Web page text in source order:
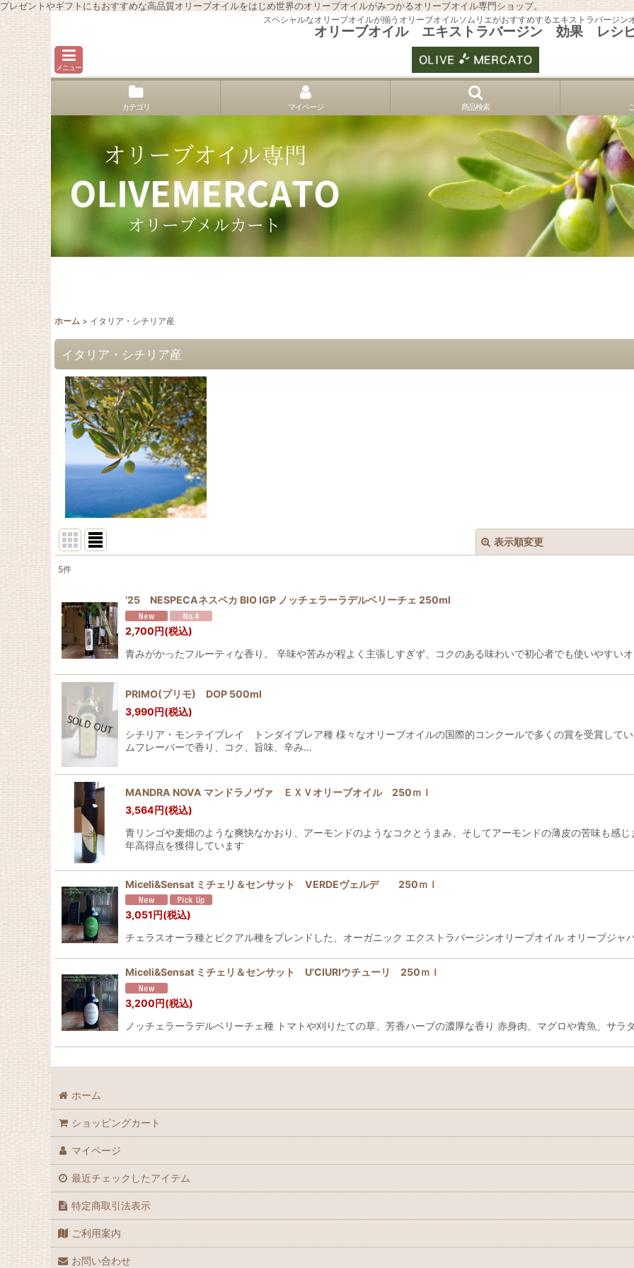
プレゼントやギフトにもおすすめな高品質オリーブオイルをはじめ世界のオリーブオイルがみつかるオリーブオイル専門ショップ。
スペシャルなオリーブオイルが揃うオリーブオイルソムリエがおすすめするエキストラバージン
オリーブオイル エキストラバージン 効果 レシ
メニュー
カテゴリ マイページ 商品検索
ホーム > イタリア・シチリア産
イタリア・シチリア産
表示順変更
並び順 :
絞り込む
5件
’25 NESPECAネスペカ BIO IGP ノッチェラーラデルベリーチェ 250ml
2,700円(税込)
青みがかったフルーティな香り。 辛味や苦みが程よく主張しすぎず、コクのある味わいで初心者でも使いやすい
PRIMO(プリモ) DOP 500ml
3,990円(税込)
シチリア・モンテイブレイ トンダイブレア種 様々なオリーブオイルの国際的コンクールで多くの賞を受賞して
ムフレーバーで香り、コク、旨味、辛み…
MANDRA NOVA マンドラノヴァ ＥＸＶオリーブオイル 250ｍｌ
3,564円(税込)
青リンゴや麦畑のような爽快なかおり、アーモンドのようなコクとうまみ、そしてアーモンドの薄皮の苦味も感
年高得点を獲得しています
Miceli&Sensat ミチェリ＆センサット VERDEヴェルデ 250ｍｌ
3,051円(税込)
チェラスオーラ種とピクアル種をブレンドした、オーガニック エクストラバージンオリーブオイル オリーブジャ
Miceli&Sensat ミチェリ＆センサット U'CIURIウチューリ 250ｍｌ
3,200円(税込)
ノッチェラーラデルベリーチェ種 トマトや刈りたての草、芳香ハーブの濃厚な香り 赤身肉、マグロや青魚、サラ
ホーム
ショッピングカート
マイページ
最近チェックしたアイテム
特定商取引法表示
ご利用案内
お問い合わせ